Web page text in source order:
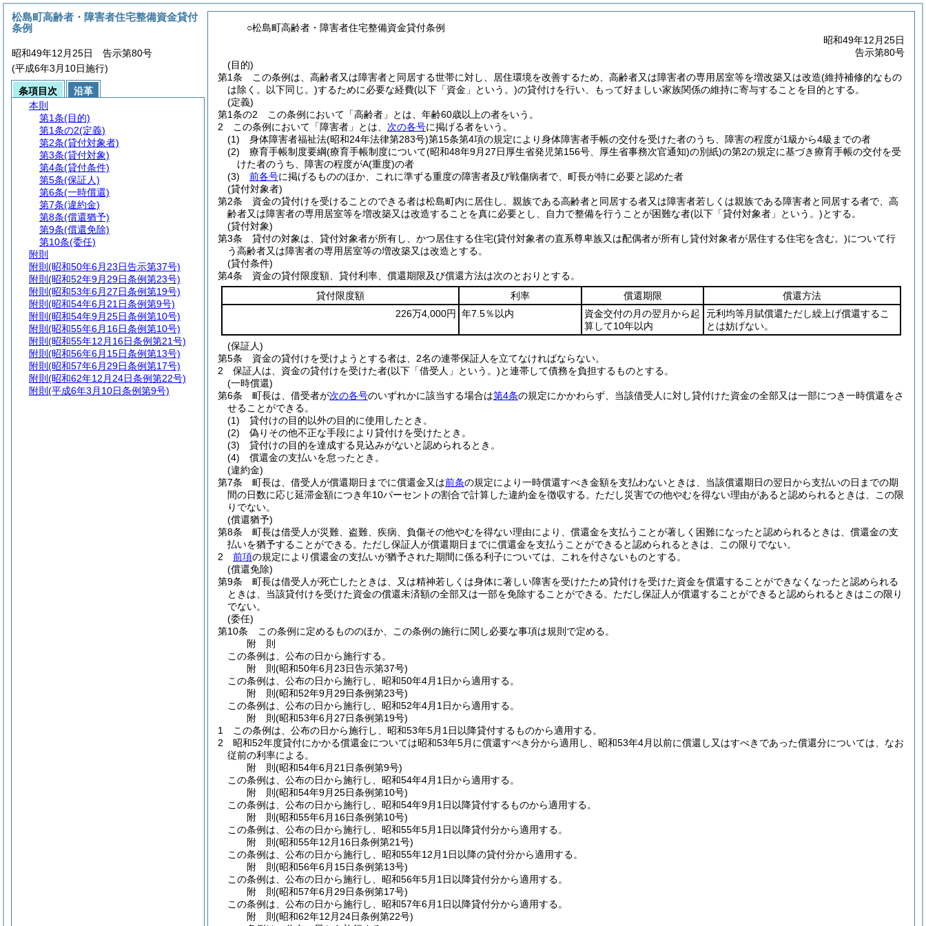
○松島町高齢者・障害者住宅整備資金貸付条例
昭和49年12月25日
告示第80号
(目的)
第1条
この条例は、高齢者又は障害者と同居する世帯に対し、居住環境を改善するため、高齢者又は障害者の専用居室等を増改築又は改造(維持補修的なもの
は除く。以下同じ。)するために必要な経費(以下「資金」という。)の貸付けを行い、もって好ましい家族関係の維持に寄与することを目的とする。
(定義)
第1条の2
この条例において「高齢者」とは、年齢60歳以上の者をいう。
2
この条例において「障害者」とは、 次の各号に掲げる者をいう。
(1)
身体障害者福祉法(昭和24年法律第283号)第15条第4項の規定により身体障害者手帳の交付を受けた者のうち、障害の程度が1級から4級までの者
(2)
療育手帳制度要綱(療育手帳制度について(昭和48年9月27日厚生省発児第156号、厚生省事務次官通知)の別紙)の第2の規定に基づき療育手帳の交付を受
けた者のうち、障害の程度がA(重度)の者
(3)
前各号に掲げるもののほか、これに準ずる重度の障害者及び戦傷病者で、町長が特に必要と認めた者
(貸付対象者)
第2条
資金の貸付けを受けることのできる者は松島町内に居住し、親族である高齢者と同居する者又は障害者若しくは親族である障害者と同居する者で、高
齢者又は障害者の専用居室等を増改築又は改造することを真に必要とし、自力で整備を行うことが困難な者(以下「貸付対象者」という。)とする。
(貸付対象)
第3条
貸付の対象は、貸付対象者が所有し、かつ居住する住宅(貸付対象者の直系尊卑族又は配偶者が所有し貸付対象者が居住する住宅を含む。)について行
う高齢者又は障害者の専用居室等の増改築又は改造とする。
(貸付条件)
第4条
資金の貸付限度額、貸付利率、償還期限及び償還方法は次のとおりとする。
貸付限度額
利率 償還期限
償還方法
226万4,000円
年7.5％以内
資金交付の月の翌月から起
算して10年以内
元利均等月賦償還ただし繰上げ償還するこ
とは妨げない。
(保証人)
第5条
資金の貸付けを受けようとする者は、2名の連帯保証人を立てなければならない。
2
保証人は、資金の貸付けを受けた者(以下「借受人」という。)と連帯して債務を負担するものとする。
(一時償還)
第6条
町長は、借受者が次の各号のいずれかに該当する場合は第4条の規定にかかわらず、当該借受人に対し貸付けた資金の全部又は一部につき一時償還をさ
せることができる。
(1)
貸付けの目的以外の目的に使用したとき。
(2)
偽りその他不正な手段により貸付けを受けたとき。
(3)
貸付けの目的を達成する見込みがないと認められるとき。
(4)
償還金の支払いを怠ったとき。
(違約金)
第7条
町長は、借受人が償還期日までに償還金又は前条の規定により一時償還すべき金額を支払わないときは、当該償還期日の翌日から支払いの日までの期
間の日数に応じ延滞金額につき年10パーセントの割合で計算した違約金を徴収する。 ただし災害での他やむを得ない理由があると認められるときは、この限
りでない。
(償還猶予)
第8条
町長は借受人が災難、盗難、疾病、負傷その他やむを得ない理由により、償還金を支払うことが著しく困難になったと認められるときは、償還金の支
払いを猶予することができる。 ただし保証人が償還期日までに償還金を支払うことができると認められるときは、この限りでない。
2
前項の規定により償還金の支払いが猶予された期間に係る利子については、これを付さないものとする。
(償還免除)
第9条
町長は借受人が死亡したときは、又は精神若しくは身体に著しい障害を受けたため貸付けを受けた資金を償還することができなくなったと認められる
ときは、当該貸付けを受けた資金の償還未済額の全部又は一部を免除することができる。 ただし保証人が償還することができると認められるときはこの限り
でない。
(委任)
第10条
この条例に定めるもののほか、この条例の施行に関し必要な事項は規則で定める。
附 則
この条例は、公布の日から施行する。
附 則(昭和50年6月23日告示第37号)
この条例は、公布の日から施行し、昭和50年4月1日から適用する。
附 則(昭和52年9月29日条例第23号)
この条例は、公布の日から施行し、昭和52年4月1日から適用する。
附 則(昭和53年6月27日条例第19号)
1
この条例は、公布の日から施行し、昭和53年5月1日以降貸付するものから適用する。
2
昭和52年度貸付にかかる償還金については昭和53年5月に償還すべき分から適用し、昭和53年4月以前に償還し又はすべきであった償還分については、なお
従前の利率による。
附 則(昭和54年6月21日条例第9号)
この条例は、公布の日から施行し、昭和54年4月1日から適用する。
附 則(昭和54年9月25日条例第10号)
この条例は、公布の日から施行し、昭和54年9月1日以降貸付するものから適用する。
附 則(昭和55年6月16日条例第10号)
この条例は、公布の日から施行し、昭和55年5月1日以降貸付分から適用する。
附 則(昭和55年12月16日条例第21号)
この条例は、公布の日から施行し、昭和55年12月1日以降の貸付分から適用する。
附 則(昭和56年6月15日条例第13号)
この条例は、公布の日から施行し、昭和56年5月1日以降貸付分から適用する。
附 則(昭和57年6月29日条例第17号)
この条例は、公布の日から施行し、昭和57年6月1日以降貸付分から適用する。
附 則(昭和62年12月24日条例第22号)
松島町高齢者・障害者住宅整備資金貸付
条例
昭和49年12月25日 告示第80号
(平成6年3月10日施行)
条項目次
沿革
本則
第1条(目的)
第1条の2(定義)
第2条(貸付対象者)
第3条(貸付対象)
第4条(貸付条件)
第5条(保証人)
第6条(一時償還)
第7条(違約金)
第8条(償還猶予)
第9条(償還免除)
第10条(委任)
附則
附則 (昭和50年6月23日告示第37号)
附則 (昭和52年9月29日条例第23号)
附則 (昭和53年6月27日条例第19号)
附則 (昭和54年6月21日条例第9号)
附則 (昭和54年9月25日条例第10号)
附則 (昭和55年6月16日条例第10号)
附則 (昭和55年12月16日条例第21号)
附則 (昭和56年6月15日条例第13号)
附則 (昭和57年6月29日条例第17号)
附則 (昭和62年12月24日条例第22号)
附則 (平成6年3月10日条例第9号)